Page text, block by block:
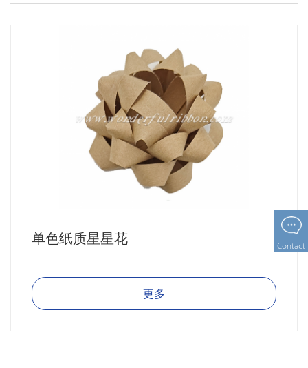
单色纸质星星花
更多
Contact